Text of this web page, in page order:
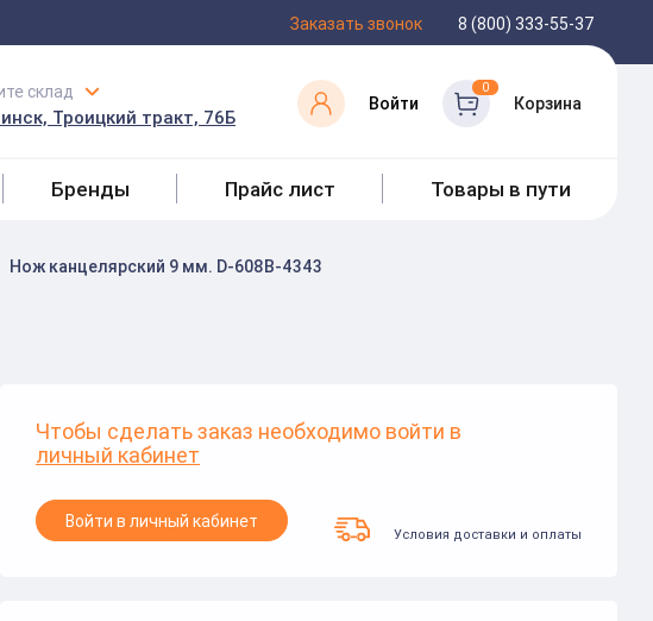
Заказать звонок 8 (800) 333-55-37
склад
Троицкий тракт, 76Б
Войти
0
Корзина
Бренды Прайс лист Товары в пути
Нож канцелярский 9 мм. D-608B-4343
Чтобы сделать заказ необходимо войти в
личный кабинет
Войти в личный кабинет
Условия доставки и оплаты